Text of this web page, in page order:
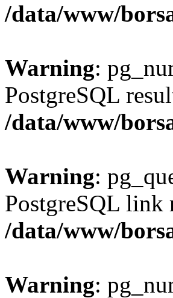
/data/www/
Warning:
PostgreSQL
/data/www/
Warning:
PostgreSQL link
/data/www/
Warning: